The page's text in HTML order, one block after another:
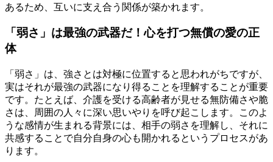
あるため、互いに支え合う関係が築かれます。
「弱さ」は最強の武器だ！心を打つ無償の愛の正
体
「弱さ」は、強さとは対極に位置すると思われがちですが、
実はそれが最強の武器になり得ることを理解することが重要
です。たとえば、介護を受ける高齢者が見せる無防備さや脆
さは、周囲の人々に深い思いやりを呼び起こします。このよ
うな感情が生まれる背景には、相手の弱さを理解し、それに
共感することで自分自身の心も開かれるというプロセスがあ
ります。